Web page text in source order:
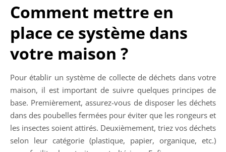
Comment mettre en
place ce système dans
votre maison ?
Pour établir un système de collecte de déchets dans votre
maison, il est important de suivre quelques principes de
base. Premièrement, assurez-vous de disposer les déchets
dans des poubelles fermées pour éviter que les rongeurs et
les insectes soient attirés. Deuxièmement, triez vos déchets
selon leur catégorie (plastique, papier, organique, etc.)